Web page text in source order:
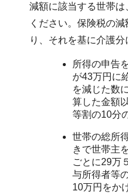
減額に該当する世帯
ください。保険税の
り、それを基に介護分
所得の申告
が43万円に
を減じた数
算した金額
等割の10分
世帯の総所
きで世帯主
ごとに29万
与所得者等
10万円をか